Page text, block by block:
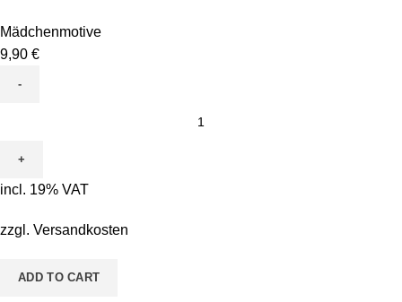
Mädchenmotive
9,90 €
Ausmalen
-
Froschkönig
quantity
incl. 19% VAT
zzgl. Versandkosten
ADD TO CART